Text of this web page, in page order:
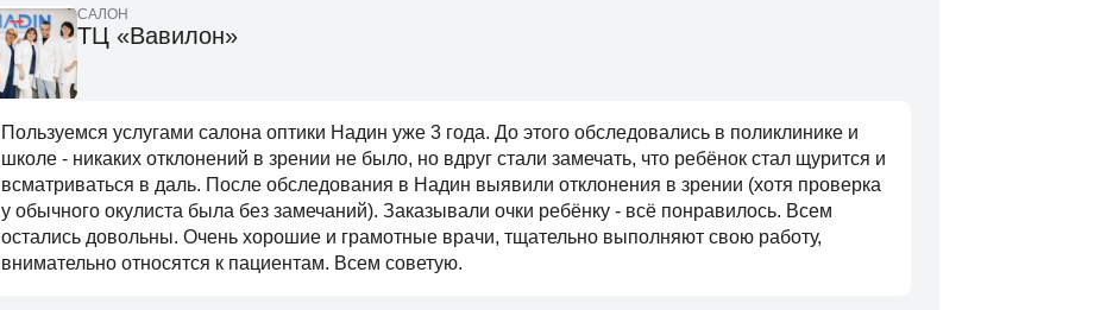
САЛОН
ТЦ «Вавилон»
Пользуемся услугами салона оптики Надин уже 3 года. До этого обследовались в поликлинике и
школе - никаких отклонений в зрении не было, но вдруг стали замечать, что ребёнок стал щурится и
всматриваться в даль. После обследования в Надин выявили отклонения в зрении (хотя проверка
у обычного окулиста была без замечаний). Заказывали очки ребёнку - всё понравилось. Всем
остались довольны. Очень хорошие и грамотные врачи, тщательно выполняют свою работу,
внимательно относятся к пациентам. Всем советую.